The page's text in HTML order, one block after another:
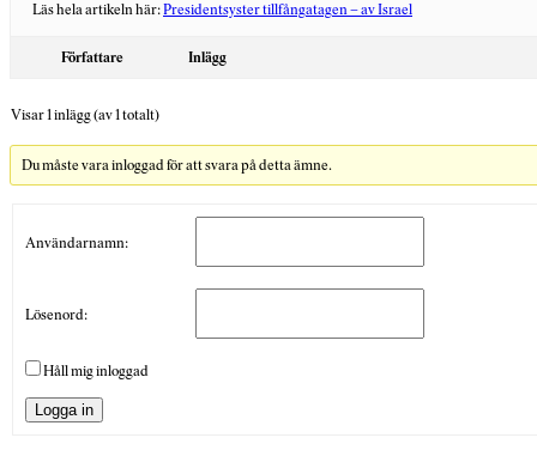
Läs hela artikeln här:Presidentsyster tillfångatagen – av Israel
Författare Inlägg
Visar 1 inlägg (av 1 totalt)
Du måste vara inloggad för att svara på detta ämne.
Användarnamn:
Lösenord:
Håll mig inloggad
Logga in